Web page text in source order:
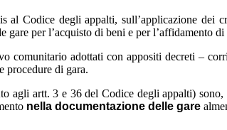
al Codice degli appalti, sull’applicazione dei
per l’acquisto di beni e per l’affidamento
adottati con appositi decreti –
procedure di gara.
artt. 3 e 36 del Codice degli appalti)
nella documentazione delle gare